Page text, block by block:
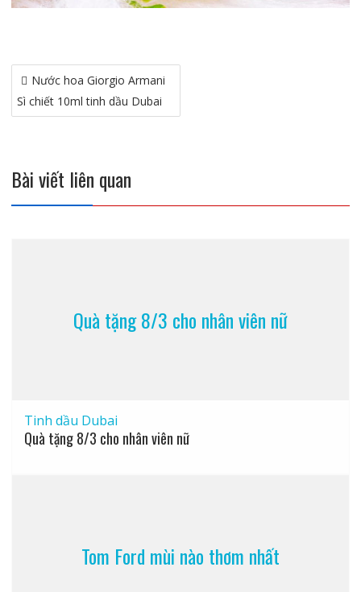
Điều
hướng
bài
Nước hoa Giorgio Armani
Sì chiết 10ml tinh dầu Dubai
Bài viết liên quan
Quà tặng 8/3 cho nhân viên nữ
Tinh dầu Dubai
Quà tặng 8/3 cho nhân viên nữ
Tom Ford mùi nào thơm nhất